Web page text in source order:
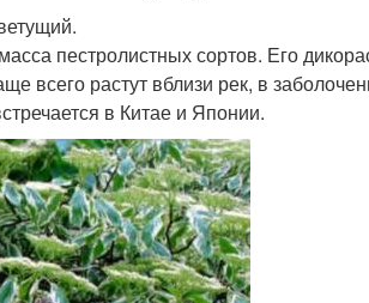
пестролистных сортов. Его
всего растут вблизи рек, в
в Китае и Японии.